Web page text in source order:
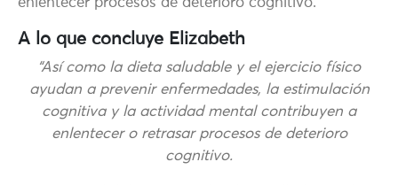
enlentecer procesos de deterioro cognitivo.
A lo que concluye Elizabeth
“Así como la dieta saludable y el ejercicio físico
ayudan a prevenir enfermedades, la estimulación
cognitiva y la actividad mental contribuyen a
enlentecer o retrasar procesos de deterioro
cognitivo.